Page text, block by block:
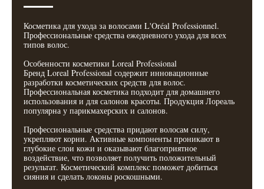
Косметика для ухода за волосами L'Oréal Professionnel.
Профессиональные средства ежедневного ухода для всех
типов волос.
Особенности косметики Loreal Professional
Бренд Loreal Professional содержит инновационные
разработки косметических средств для волос.
Профессиональная косметика подходит для домашнего
использования и для салонов красоты. Продукция Лореаль
популярна у парикмахерских и салонов.
Профессиональные средства придают волосам силу,
укрепляют корни. Активные компоненты проникают в
глубокие слои кожи и оказывают благоприятное
воздействие, что позволяет получить положительный
результат. Косметический комплекс поможет добиться
сияния и сделать локоны роскошными.